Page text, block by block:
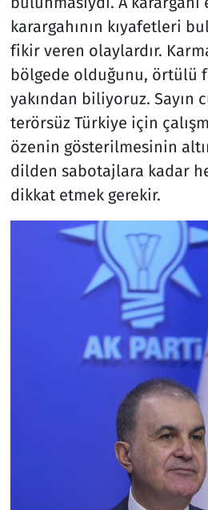
karargahının kıyafetleri
fikir veren olaylardır.
bölgede olduğunu, örtülü
yakından biliyoruz. Sayın
terörsüz Türkiye için
özenin gösterilmesinin
dilden sabotajlara kadar
dikkat etmek gerekir.